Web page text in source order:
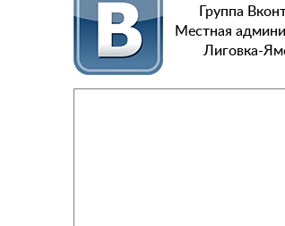
Группа
Местная
Лиговка-